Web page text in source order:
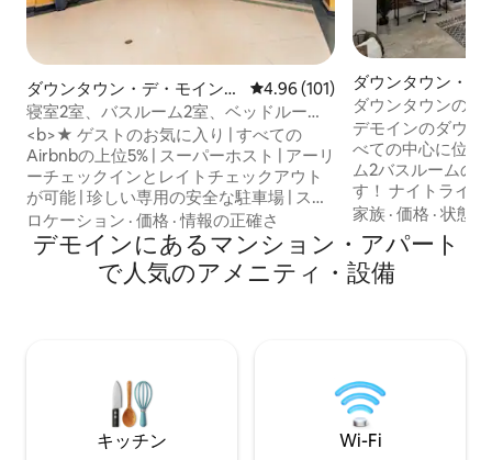
ダウンタウン・デ・モインの
マンション・アパート
レビュー101件、5つ星中4.96つ
4.96 (101)
寝室2室、バスルーム2室、ベッドルーム4
室のお宝！専用駐車場＆スカイウォーク
アクセス
<b>★ ゲストのお気に入り | すべての
Airbnbの上位5% | スーパーホスト | アーリ
ーチェックインとレイトチェックアウト
が可能 | 珍しい専用の安全な駐車場 | スカ
イウォークに直接アクセス</b> デモイン
のダウンタウン中心部にある1930年代の
歴史的な建物。ウェルズ・ファーゴ・ア
リーナ、市民会館、コート・アベニュー
ンされた本格的な寝室2部屋とバスルーム
2つのお部屋。特に清潔さと快適さで違い
を実感していただけるでしょう！
ロケーション · 価格 ·情報の正確さ
ダウンタウン・デ
のマンション・ア
ダウンタウンのロ
寝室
デモインのダウン
べての中心に位置
ム2バスルームの
す！ ナイトライ
トラン、エンター
行けます。 > 快適で便利 - ダウンタウン
で最高のロケー
休のフィットネス
ビ > 専用の仕事ス
の充実したキッチ
ランドリー > ペッ
家族 ·価格 ·状態
デモインにあるマンション・アパート
で人気のアメニティ・設備
キッチン Wi-Fi